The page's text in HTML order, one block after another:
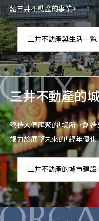
紹三井不動產的事業。
三井不動產與生活一覧
三井不動產的
營造人們匯聚的「場所」，創造
竭力於展望未來的「經年優化
三井不動產的城市建設